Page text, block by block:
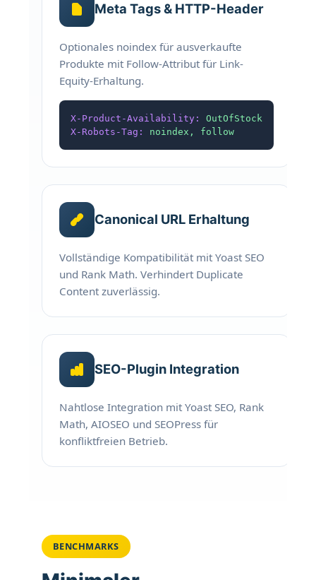
Pro-Produkt Einstellungen
Individuelle Hinweis-Anpassung pro Produkt
Positions-Override mit eigener Priority
Manuelle Produktvorschläge definieren
Vorschläge komplett deaktivieren
Archiv-Verhalten überschreiben
Cache-System
Mehrstufiges Transient-Cache-System
HTML-Cache für gerenderte Ausgabe
Taxonomy-Term-Cache (1 Stunde)
Automatisches Cache Warmup (täglich)
Manuelle Cache-Verwaltung im Admin
Admin & Tools
Übersichtliche Einstellungsseite mit Tabs
Reset auf Standardwerte
WooCommerce HPOS-kompatibel
Meta Tags & HTTP-Header
Optionales noindex für ausverkaufte
Produkte mit Follow-Attribut für Link-
Equity-Erhaltung.
X-Product-Availability:
OutOfStock
X-Robots-Tag:
noindex, follow
Canonical URL Erhaltung
Vollständige Kompatibilität mit Yoast SEO
und Rank Math. Verhindert Duplicate
Content zuverlässig.
SEO-Plugin Integration
Nahtlose Integration mit Yoast SEO, Rank
Math, AIOSEO und SEOPress für
konfliktfreien Betrieb.
BENCHMARKS